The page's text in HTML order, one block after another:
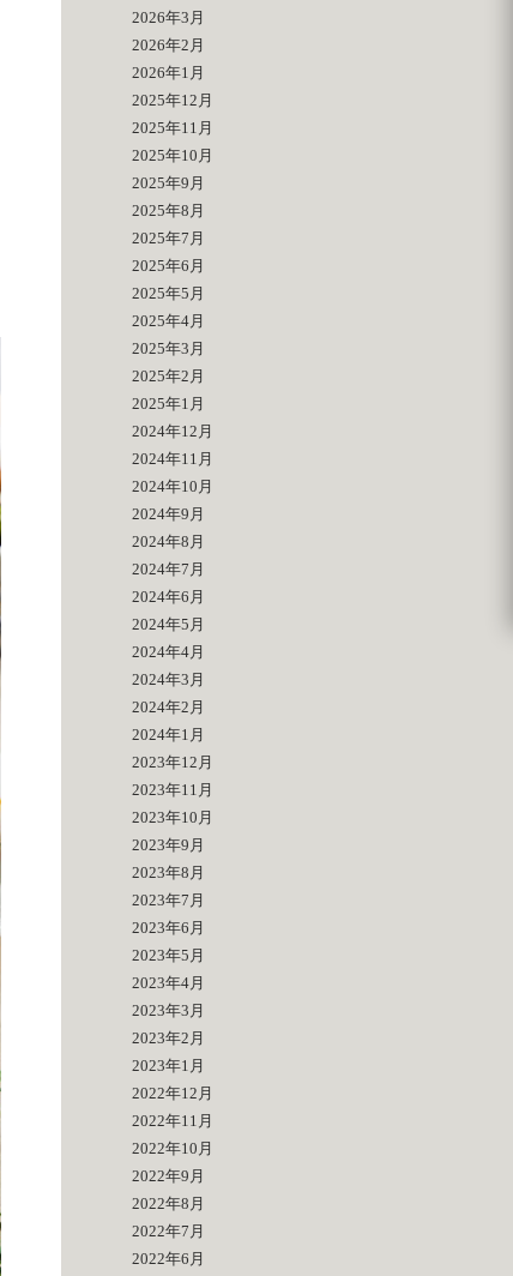
2026年3月
2026年2月
2026年1月
2025年12月
2025年11月
2025年10月
2025年9月
2025年8月
2025年7月
2025年6月
2025年5月
2025年4月
2025年3月
2025年2月
2025年1月
2024年12月
2024年11月
2024年10月
2024年9月
2024年8月
2024年7月
2024年6月
2024年5月
2024年4月
2024年3月
2024年2月
2024年1月
2023年12月
2023年11月
2023年10月
2023年9月
2023年8月
2023年7月
2023年6月
2023年5月
2023年4月
2023年3月
2023年2月
2023年1月
2022年12月
2022年11月
2022年10月
2022年9月
2022年8月
2022年7月
2022年6月